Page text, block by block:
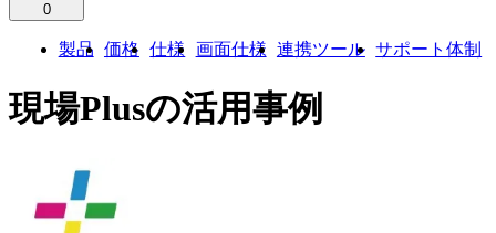
0
製品 価格 仕様 画面仕様 連携ツール サポート体制
現場Plusの活用事例